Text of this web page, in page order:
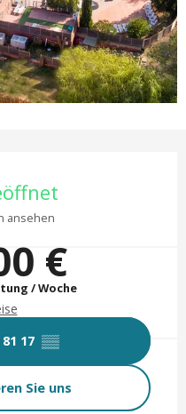
ansehen
€
/ Woche
17 ▒▒
Sie uns